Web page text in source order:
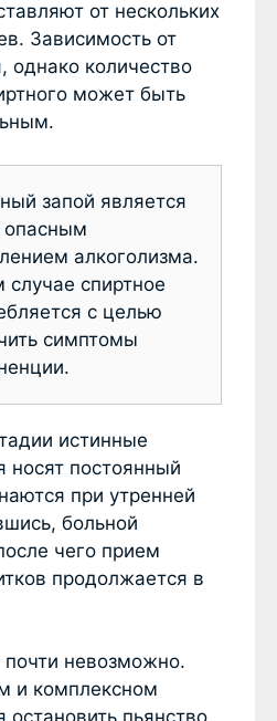
от нескольких
Зависимость от
однако количество
может быть
запой является
опасным
алкоголизма.
случае спиртное
с целью
симптомы
истинные
носят постоянный
при утренней
больной
чего прием
продолжается в
почти невозможно.
и комплексном